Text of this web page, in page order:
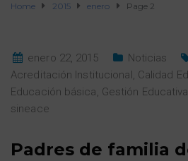
Home 2015 enero Page 2
enero 22, 2015 Noticias
Acreditación Institucional, Calidad
Educación básica, Gestión Educativa
sineace
Padres de familia